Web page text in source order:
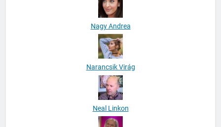
Nagy Andrea
Narancsik Virág
Neal Linkon